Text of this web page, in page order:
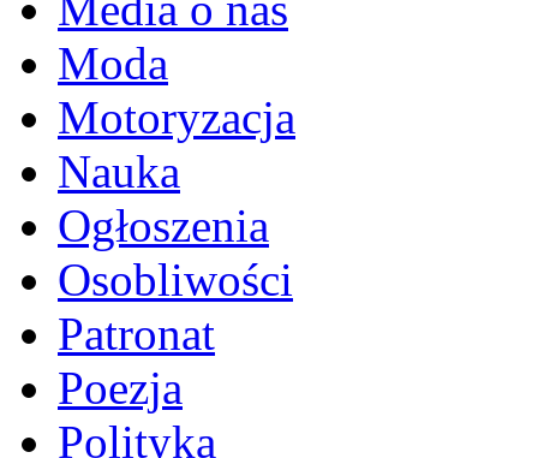
Moda
Motoryzacja
Nauka
Ogłoszenia
Osobliwości
Patronat
Poezja
Polityka